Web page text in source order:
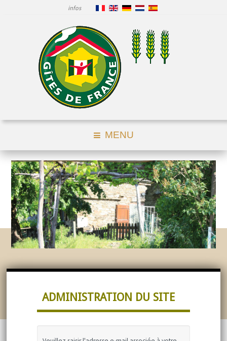
infos
MENU
ADMINISTRATION DU SITE